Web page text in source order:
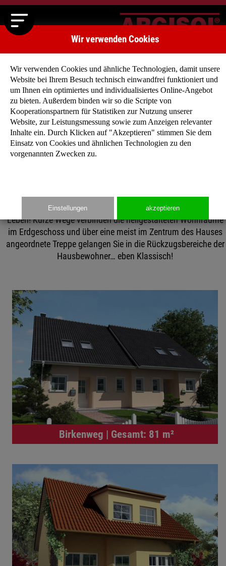
Klassische Häuser
Egal was Sie suchen, Sattel-, Walm- oder Pultdach,
m² oder 145 m², bei unseren klassischen Häusern
werden Sie fündig! Stöbern Sie doch einfach mal
Unsere durchdachten Grundrisse lassen Ihnen Platz zum
Leben! Kurze Wege verbinden die hellgestalteten Wohnräume
im Erdgeschoss und über eine meist im Zentrum des Hauses
angeordnete Treppe gelangen Sie in die Rückzugsbereiche der
Hausbewohner… eben Klassisch!
Birkenweg | Gesamt: 81 m²
Wir verwenden Cookies
Wir verwenden Cookies und ähnliche Technologien, damit unsere
Website bei Ihrem Besuch technisch einwandfrei funktioniert und
um Ihnen ein optimiertes und individualisiertes Online-Angebot
zu bieten. Außerdem binden wir so die Scripte von
Kooperationspartnern für Statistiken zur Nutzung unserer
Website, zur Leistungsmessung sowie zum Anzeigen relevanter
Inhalte ein. Durch Klicken auf "Akzeptieren" stimmen Sie dem
Einsatz von Cookies und ähnlichen Technologien zu den
vorgenannten Zwecken zu.
Einstellungen akzeptieren